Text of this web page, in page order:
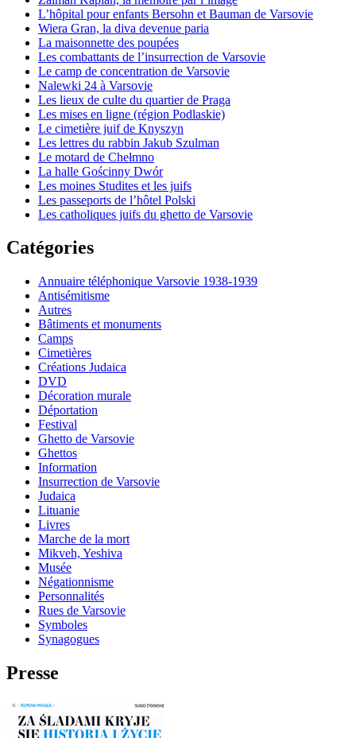
L’hôpital pour enfants Bersohn et Bauman de Varsovie
Wiera Gran, la diva devenue paria
La maisonnette des poupées
Les combattants de l’insurrection de Varsovie
Le camp de concentration de Varsovie
Nalewki 24 à Varsovie
Les lieux de culte du quartier de Praga
Les mises en ligne (région Podlaskie)
Le cimetière juif de Knyszyn
Les lettres du rabbin Jakub Szulman
Le motard de Chełmno
La halle Gościnny Dwór
Les moines Studites et les juifs
Les passeports de l’hôtel Polski
Les catholiques juifs du ghetto de Varsovie
Catégories
Annuaire téléphonique Varsovie 1938-1939
Antisémitisme
Autres
Bâtiments et monuments
Camps
Cimetières
Créations Judaica
DVD
Décoration murale
Déportation
Festival
Ghetto de Varsovie
Ghettos
Information
Insurrection de Varsovie
Judaica
Lituanie
Livres
Marche de la mort
Mikveh, Yeshiva
Musée
Négationnisme
Personnalités
Rues de Varsovie
Symboles
Synagogues
Presse